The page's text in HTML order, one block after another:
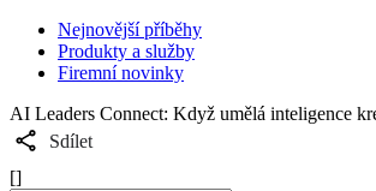
Nejnovější příběhy
Produkty a služby
Firemní novinky
AI Leaders Connect: Když umělá inteligence
Sdílet
[]